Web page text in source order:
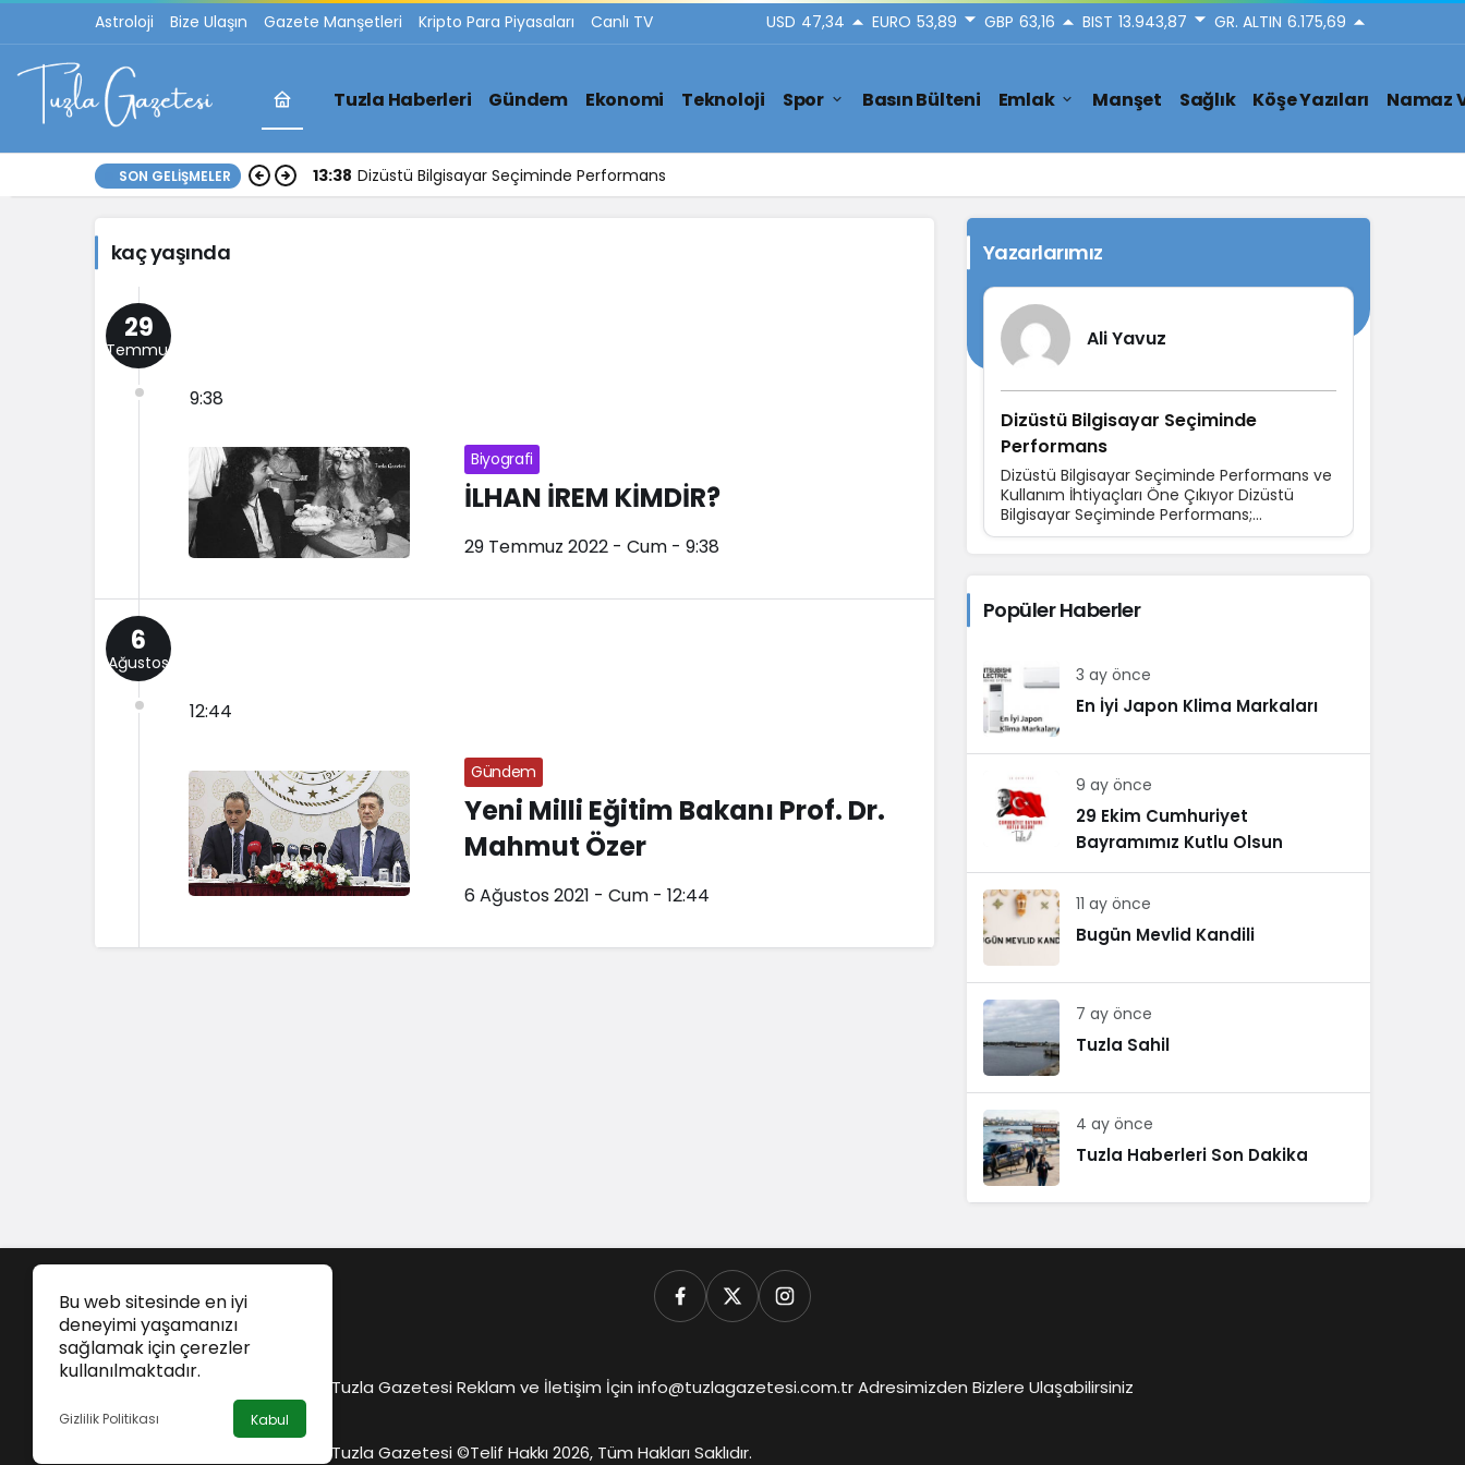
Astroloji Bize Ulaşın Gazete Manşetleri Kripto Para Piyasaları Canlı TV USD 47,34 EURO 53,89 GBP 63,16 BIST 13.943,87 GR. ALTIN 6.175,69
kaç
yaşında
Haberleri
Tuzla Haberleri Gündem Ekonomi Teknoloji Spor Basın Bülteni Emlak Manşet Sağlık Köşe Yazıları Namaz
SON GELIŞMELER 13:38 Dizüstü Bilgisayar Seçiminde Performans
kaç yaşında
29
Temmuz
9:38
Biyografi
İLHAN İREM KİMDİR?
29 Temmuz 2022 - Cum - 9:38
6
Ağustos
12:44
Gündem
Yeni Milli Eğitim Bakanı Prof. Dr.
Mahmut Özer
6 Ağustos 2021 - Cum - 12:44
Yazarlarımız
Ali Yavuz
Dizüstü Bilgisayar Seçiminde
Performans
Dizüstü Bilgisayar Seçiminde Performans ve
Kullanım İhtiyaçları Öne Çıkıyor Dizüstü
Bilgisayar Seçiminde Performans;
Teknolojinin günlük yaşamın...
Popüler Haberler
3 ay önce
En İyi Japon Klima Markaları
9 ay önce
29 Ekim Cumhuriyet
Bayramımız Kutlu Olsun
11 ay önce
Bugün Mevlid Kandili
7 ay önce
Tuzla Sahil
4 ay önce
Tuzla Haberleri Son Dakika
Bu web sitesinde en iyi
deneyimi yaşamanızı
sağlamak için çerezler
kullanılmaktadır.
Gizlilik Politikası Kabul
Tuzla Gazetesi Reklam ve İletişim İçin info@tuzlagazetesi.com.tr Adresimizden Bizlere Ulaşabilirsiniz
Tuzla Gazetesi ©Telif Hakkı 2026, Tüm Hakları Saklıdır.